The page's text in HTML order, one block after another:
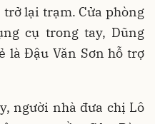
lại trạm. Cửa phòng
cụ trong tay, Dũng
là Đậu Văn Sơn hỗ trợ
người nhà đưa chị Lô